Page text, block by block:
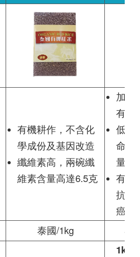
有機耕作，不含化
學成份及基因改造
纖維素高，兩碗纖
維素含量高達6.5克
加拿
有機
低糖
命、
量
有助
抗氧
癌
泰國/1kg 泰
1kg